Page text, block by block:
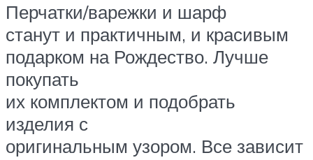
Перчатки/варежки и шарф
станут и практичным, и красивым
подарком на Рождество. Лучше
покупать
их комплектом и подобрать
изделия с
оригинальным узором. Все зависит